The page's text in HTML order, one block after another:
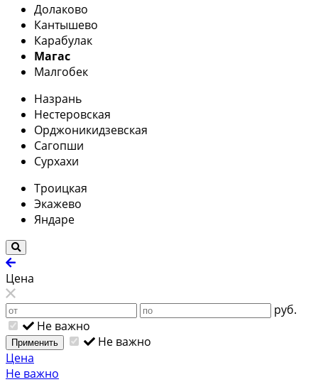
Долаково
Кантышево
Карабулак
Магас
Малгобек
Назрань
Нестеровская
Орджоникидзевская
Сагопши
Сурхахи
Троицкая
Экажево
Яндаре
Цена
руб.
Не важно
Применить
Не важно
Цена
Не важно